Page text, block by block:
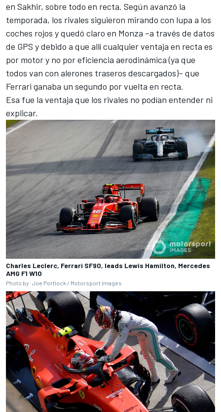
en Sakhir, sobre todo en recta. Según avanzó la
temporada, los rivales siguieron mirando con lupa a los
coches rojos y quedó claro en Monza –a través de datos
de GPS y debido a que allí cualquier ventaja en recta es
por motor y no por eficiencia aerodinámica (ya que
todos van con alerones traseros descargados)– que
Ferrari ganaba un segundo por vuelta en recta.
Esa fue la ventaja que los rivales no podían entender ni
explicar.
Charles Leclerc, Ferrari SF90, leads Lewis Hamilton, Mercedes
AMG F1 W10
Photo by: Joe Portlock / Motorsport Images